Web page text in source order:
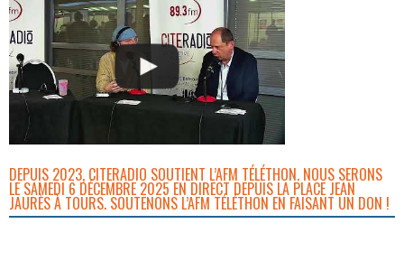
DEPUIS 2023, CITERADIO SOUTIENT L’AFM TÉLÉTHON. NOUS SERONS
LE SAMEDI 6 DÉCEMBRE 2025 EN DIRECT DEPUIS LA PLACE JEAN
JAURÈS À TOURS. SOUTENONS L’AFM TÉLÉTHON EN FAISANT UN DON !